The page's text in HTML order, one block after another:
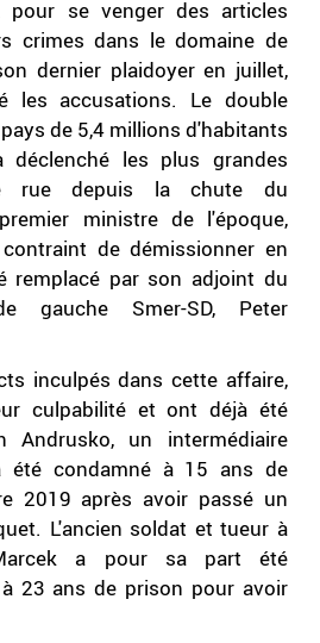
pour se venger des articles
crimes dans le domaine de
dernier plaidoyer en juillet,
les accusations. Le double
de 5,4 millions d'habitants
les plus grandes
rue depuis la chute du
ministre de l'époque,
de démissionner en
remplacé par son adjoint du
gauche Smer-SD, Peter
inculpés dans cette affaire,
culpabilité et ont déjà été
Andrusko, un intermédiaire
été condamné à 15 ans de
2019 après avoir passé un
L'ancien soldat et tueur à
a pour sa part été
23 ans de prison pour avoir